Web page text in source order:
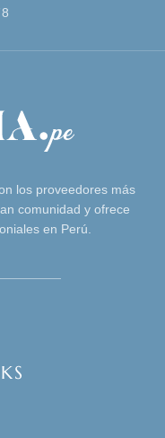
los proveedores más
comunidad y ofrece
en Perú.